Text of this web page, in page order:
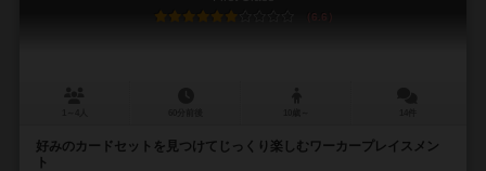
6.6
好みのカードセットを見つけてじっくり楽しむワーカープレイスメン
ト